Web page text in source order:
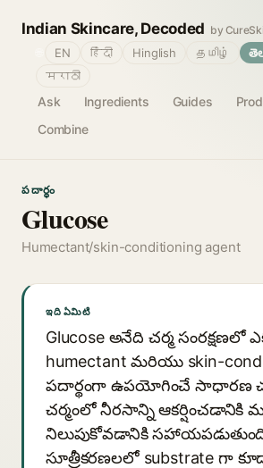
Indian Skincare, Decoded by
Ask Ingredients Guides
Combine
EN हिंदी Hinglish தமிழ்
मराठी
పదార్థం
Glucose
Humectant/skin-conditioning agent
ఇది ఏమిటి
Glucose అనేది చర్మ సంరక్షణలో
humectant మరియు skin-
పదార్థంగా ఉపయోగించే సాధారణ
చర్మంలో నీరసాన్ని ఆకర్షించడానికి
నిలుపుకోవడానికి
సూత్రీకరణలలో substrate గా